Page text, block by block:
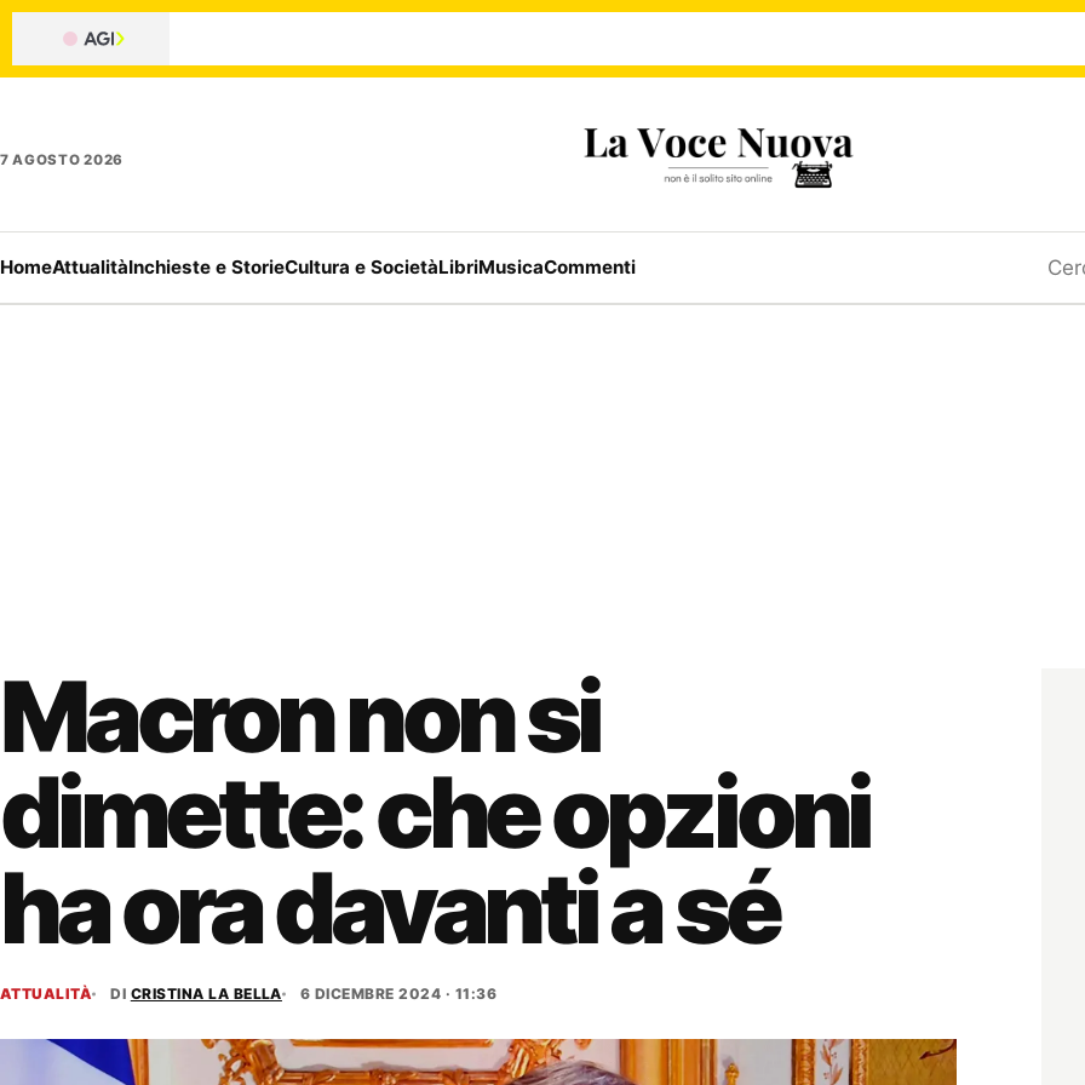
7 AGOSTO 2026
HomeAttualitàInchieste e StorieCultura e SocietàLibriMusicaCommenti
Macron non si
dimette: che opzioni
ha ora davanti a sé
ATTUALITÀ DI CRISTINA LA BELLA 6 DICEMBRE 2024 · 11:36